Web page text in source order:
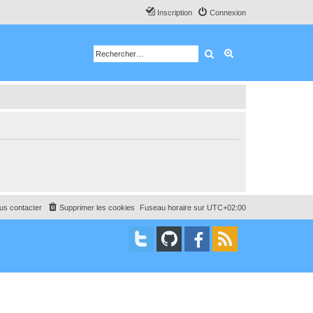
Connexion
Inscription
Rechercher
Fuseau horaire sur UTC+02:00
Supprimer les cookies
contacter